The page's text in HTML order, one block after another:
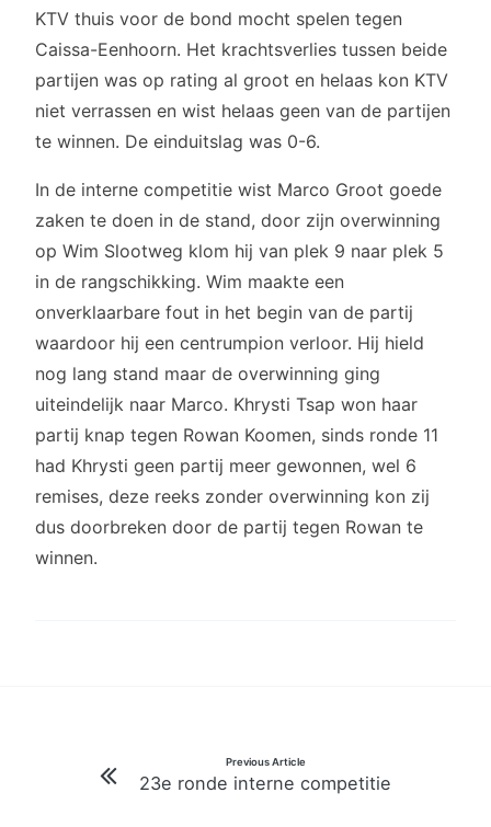
KTV thuis voor de bond mocht spelen tegen
Caissa-Eenhoorn. Het krachtsverlies tussen beide
partijen was op rating al groot en helaas kon KTV
niet verrassen en wist helaas geen van de partijen
te winnen. De einduitslag was 0-6.
In de interne competitie wist Marco Groot goede
zaken te doen in de stand, door zijn overwinning
op Wim Slootweg klom hij van plek 9 naar plek 5
in de rangschikking. Wim maakte een
onverklaarbare fout in het begin van de partij
waardoor hij een centrumpion verloor. Hij hield
nog lang stand maar de overwinning ging
uiteindelijk naar Marco. Khrysti Tsap won haar
partij knap tegen Rowan Koomen, sinds ronde 11
had Khrysti geen partij meer gewonnen, wel 6
remises, deze reeks zonder overwinning kon zij
dus doorbreken door de partij tegen Rowan te
winnen.
navigatie
Previous Article
23e ronde interne competitie